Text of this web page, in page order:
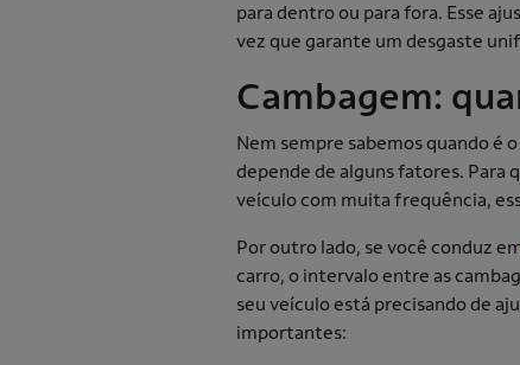
para dentro ou para fora. Esse
vez que garante um desgaste
Cambagem:
Nem sempre sabemos quando é
depende de alguns fatores. Para
veículo com muita frequência,
Por outro lado, se você conduz
carro, o intervalo entre as
seu veículo está precisando de
importantes: